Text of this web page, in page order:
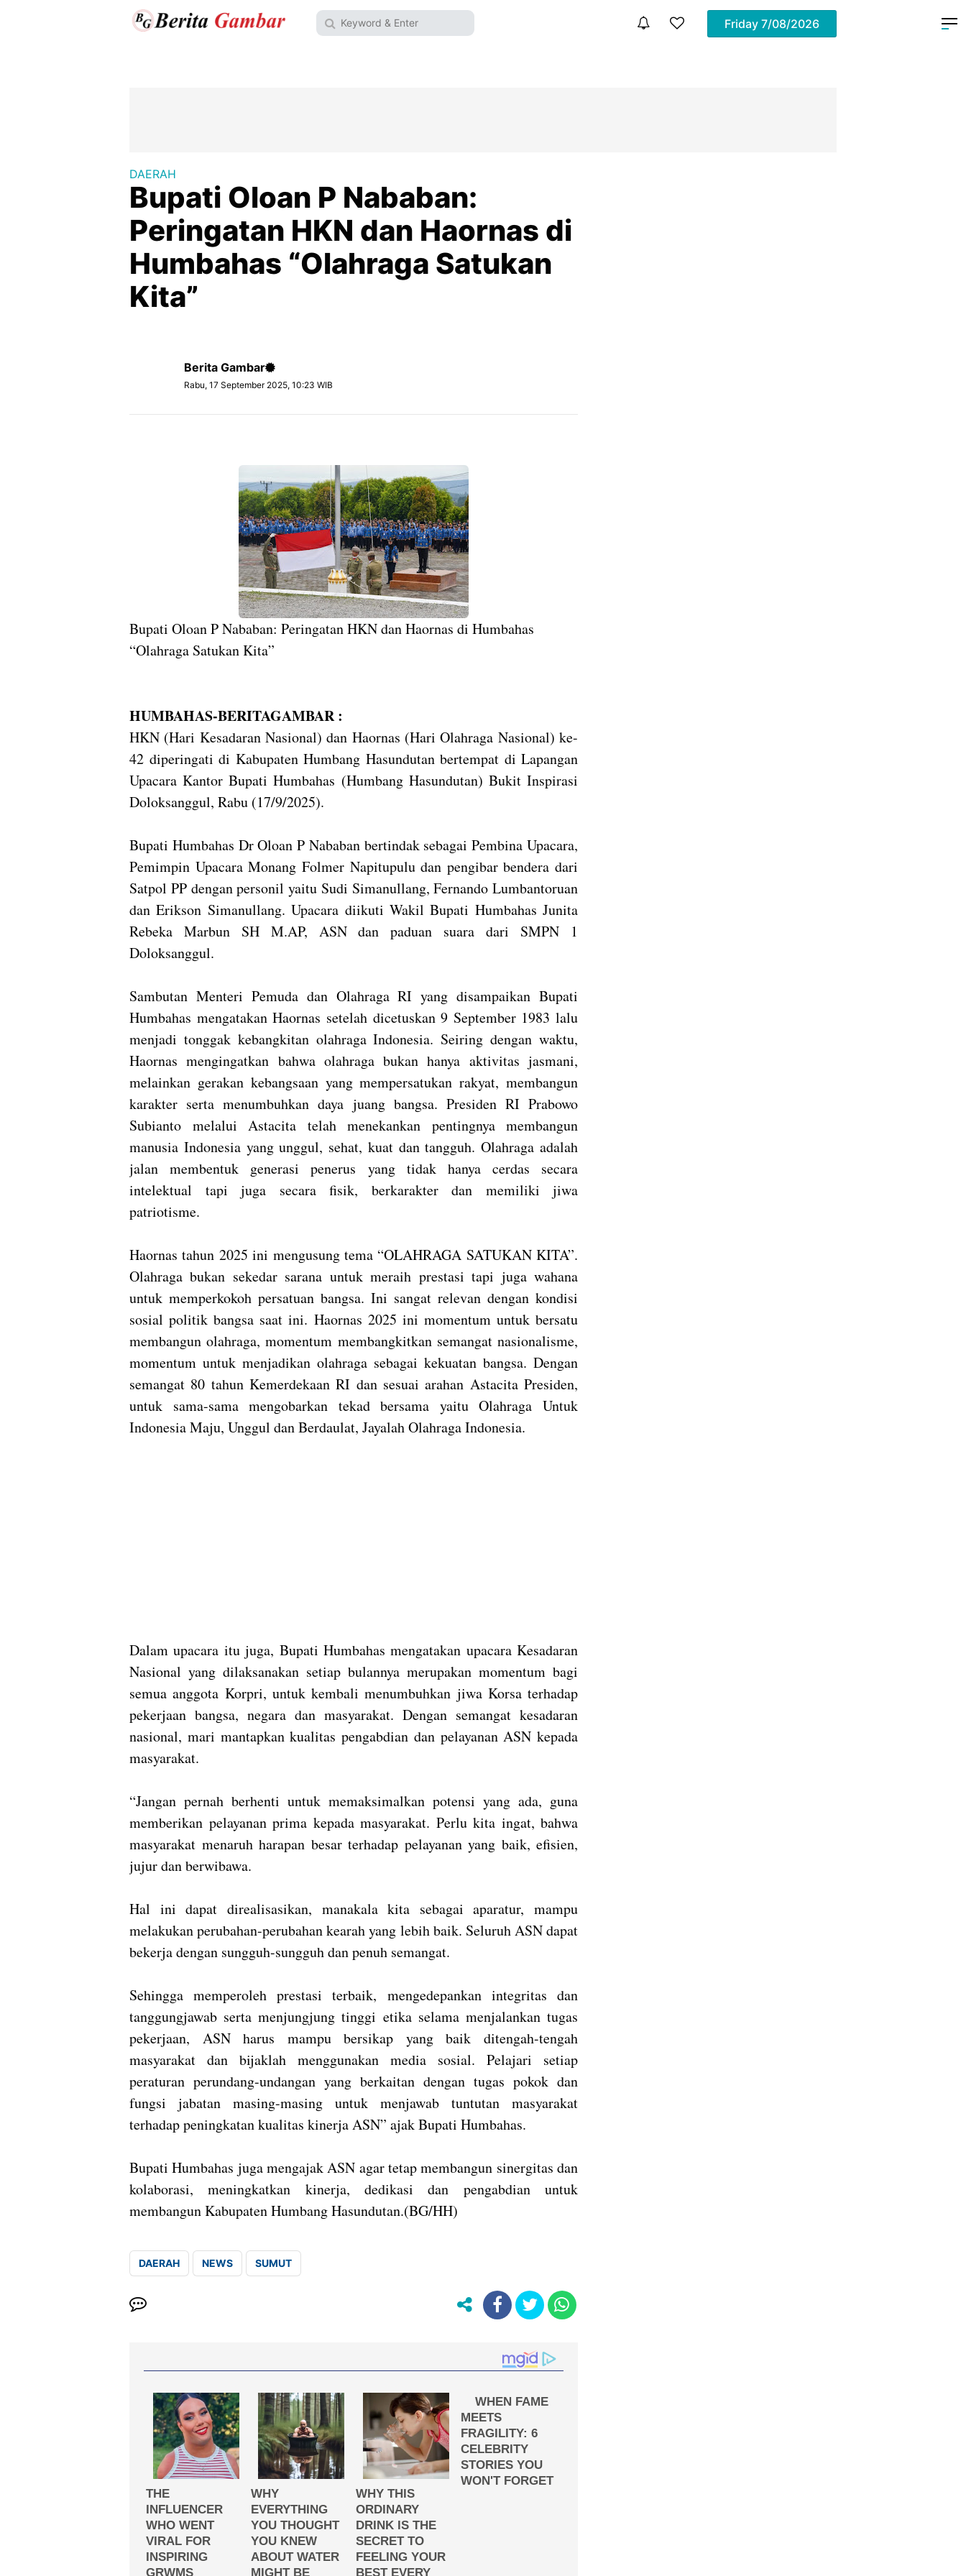
Friday 7/08/2026
DAERAH
Bupati Oloan P Nababan:
Peringatan HKN dan Haornas di
Humbahas “Olahraga Satukan
Kita”
Berita Gambar
Rabu, 17 September 2025, 10:23 WIB
Bupati Oloan P Nababan: Peringatan HKN dan Haornas di Humbahas
“Olahraga Satukan Kita”
HUMBAHAS-BERITAGAMBAR :
HKN (Hari Kesadaran Nasional) dan Haornas (Hari Olahraga Nasional) ke-
42 diperingati di Kabupaten Humbang Hasundutan bertempat di Lapangan
Upacara Kantor Bupati Humbahas (Humbang Hasundutan) Bukit Inspirasi
Doloksanggul, Rabu (17/9/2025).
Bupati Humbahas Dr Oloan P Nababan bertindak sebagai Pembina Upacara,
Pemimpin Upacara Monang Folmer Napitupulu dan pengibar bendera dari
Satpol PP dengan personil yaitu Sudi Simanullang, Fernando Lumbantoruan
dan Erikson Simanullang. Upacara diikuti Wakil Bupati Humbahas Junita
Rebeka Marbun SH M.AP, ASN dan paduan suara dari SMPN 1
Doloksanggul.
Sambutan Menteri Pemuda dan Olahraga RI yang disampaikan Bupati
Humbahas mengatakan Haornas setelah dicetuskan 9 September 1983 lalu
menjadi tonggak kebangkitan olahraga Indonesia. Seiring dengan waktu,
Haornas mengingatkan bahwa olahraga bukan hanya aktivitas jasmani,
melainkan gerakan kebangsaan yang mempersatukan rakyat, membangun
karakter serta menumbuhkan daya juang bangsa. Presiden RI Prabowo
Subianto melalui Astacita telah menekankan pentingnya membangun
manusia Indonesia yang unggul, sehat, kuat dan tangguh. Olahraga adalah
jalan membentuk generasi penerus yang tidak hanya cerdas secara
intelektual tapi juga secara fisik, berkarakter dan memiliki jiwa
patriotisme.
Haornas tahun 2025 ini mengusung tema “OLAHRAGA SATUKAN KITA”.
Olahraga bukan sekedar sarana untuk meraih prestasi tapi juga wahana
untuk memperkokoh persatuan bangsa. Ini sangat relevan dengan kondisi
sosial politik bangsa saat ini. Haornas 2025 ini momentum untuk bersatu
membangun olahraga, momentum membangkitkan semangat nasionalisme,
momentum untuk menjadikan olahraga sebagai kekuatan bangsa. Dengan
semangat 80 tahun Kemerdekaan RI dan sesuai arahan Astacita Presiden,
untuk sama-sama mengobarkan tekad bersama yaitu Olahraga Untuk
Indonesia Maju, Unggul dan Berdaulat, Jayalah Olahraga Indonesia.
Dalam upacara itu juga, Bupati Humbahas mengatakan upacara Kesadaran
Nasional yang dilaksanakan setiap bulannya merupakan momentum bagi
semua anggota Korpri, untuk kembali menumbuhkan jiwa Korsa terhadap
pekerjaan bangsa, negara dan masyarakat. Dengan semangat kesadaran
nasional, mari mantapkan kualitas pengabdian dan pelayanan ASN kepada
masyarakat.
“Jangan pernah berhenti untuk memaksimalkan potensi yang ada, guna
memberikan pelayanan prima kepada masyarakat. Perlu kita ingat, bahwa
masyarakat menaruh harapan besar terhadap pelayanan yang baik, efisien,
jujur dan berwibawa.
Hal ini dapat direalisasikan, manakala kita sebagai aparatur, mampu
melakukan perubahan-perubahan kearah yang lebih baik. Seluruh ASN dapat
bekerja dengan sungguh-sungguh dan penuh semangat.
Sehingga memperoleh prestasi terbaik, mengedepankan integritas dan
tanggungjawab serta menjungjung tinggi etika selama menjalankan tugas
pekerjaan, ASN harus mampu bersikap yang baik ditengah-tengah
masyarakat dan bijaklah menggunakan media sosial. Pelajari setiap
peraturan perundang-undangan yang berkaitan dengan tugas pokok dan
fungsi jabatan masing-masing untuk menjawab tuntutan masyarakat
terhadap peningkatan kualitas kinerja ASN” ajak Bupati Humbahas.
Bupati Humbahas juga mengajak ASN agar tetap membangun sinergitas dan
kolaborasi, meningkatkan kinerja, dedikasi dan pengabdian untuk
membangun Kabupaten Humbang Hasundutan.(BG/HH)
DAERAH NEWS SUMUT